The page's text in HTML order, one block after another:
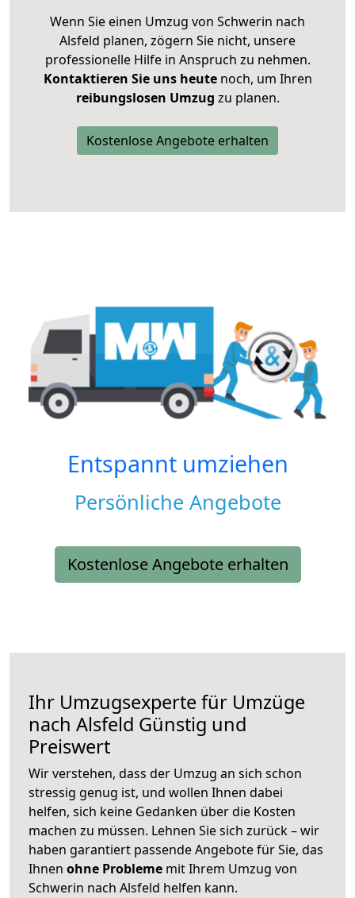
Wenn Sie einen Umzug von Schwerin nach
Alsfeld planen, zögern Sie nicht, unsere
professionelle Hilfe in Anspruch zu nehmen.
Kontaktieren Sie uns heutenoch, um Ihren
reibungslosen Umzug zu planen.
Kostenlose Angebote erhalten
Entspannt umziehen
Persönliche Angebote
Kostenlose Angebote erhalten
Ihr Umzugsexperte für Umzüge
nach Alsfeld Günstig und
Preiswert
Wir verstehen, dass der Umzug an sich schon
stressig genug ist, und wollen Ihnen dabei
helfen, sich keine Gedanken über die Kosten
machen zu müssen. Lehnen Sie sich zurück – wir
haben garantiert passende Angebote für Sie, das
Ihnen ohne Probleme mit Ihrem Umzug von
Schwerin nach Alsfeld helfen kann.